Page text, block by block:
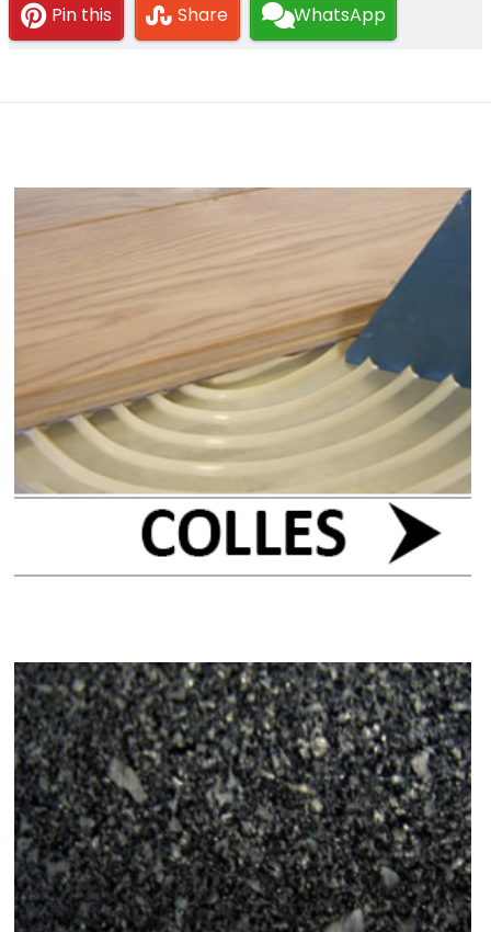
Pin this Share WhatsApp